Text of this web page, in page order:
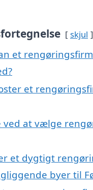
skjul
et
et
ved at vælge
et dygtigt
byer til